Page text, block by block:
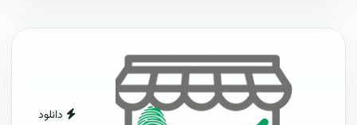
دانلود